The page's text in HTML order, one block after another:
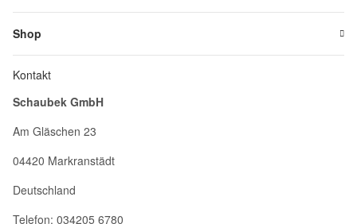
Shop
Kontakt
Schaubek GmbH
Am Gläschen 23
04420 Markranstädt
Deutschland
Telefon: 034205 6780